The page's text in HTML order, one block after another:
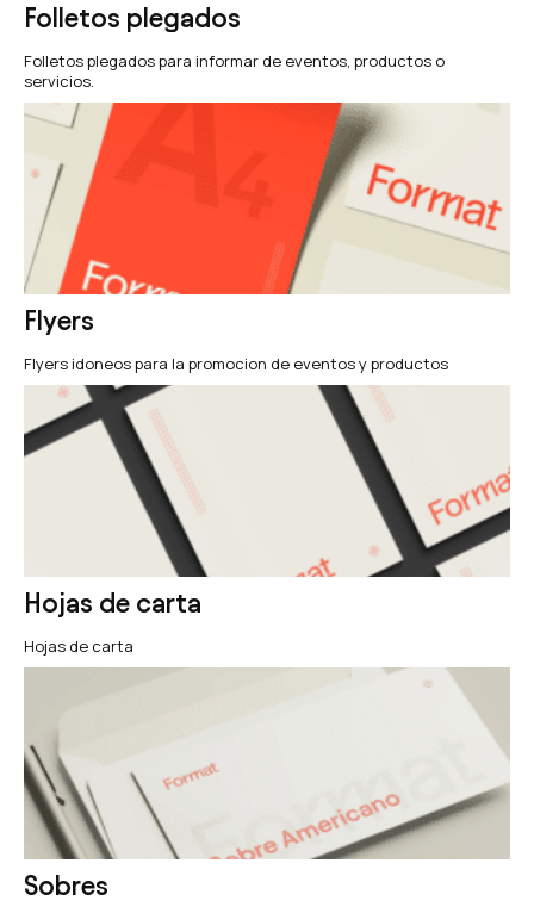
Folletos plegados
Folletos plegados para informar de eventos, productos o
servicios.
Flyers
Flyers idoneos para la promocion de eventos y productos
Hojas de carta
Hojas de carta
Sobres